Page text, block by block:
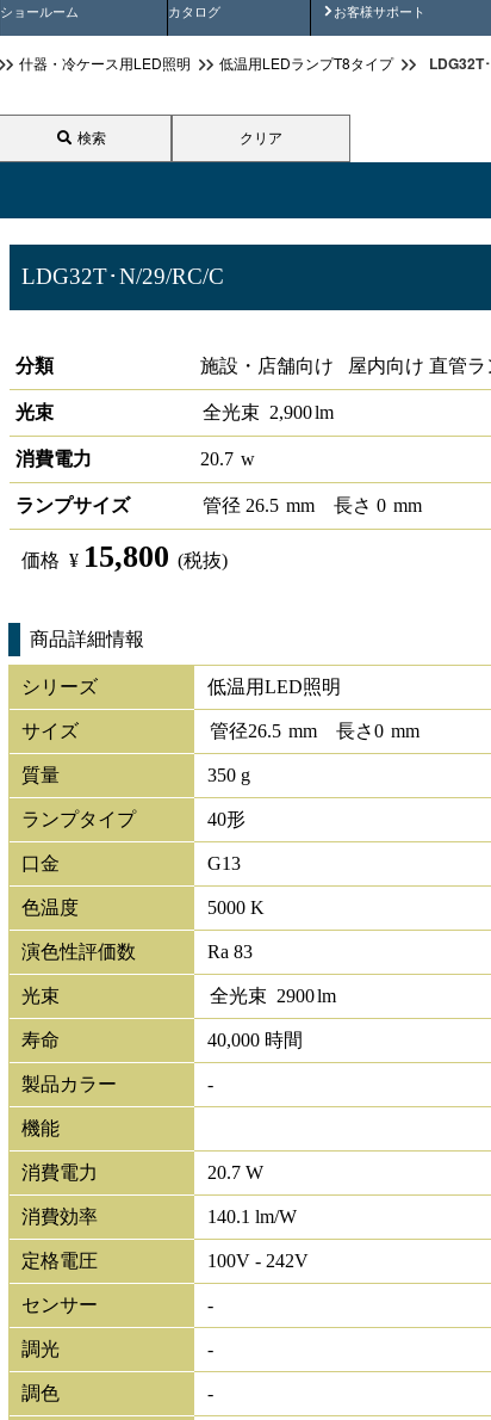
ショールーム カタログ お客様サポート
安全にご使用いた
什器・冷ケース用LED照明 低温用LEDランプT8タイプ LDG32T
検索 クリア
LDG32T･N/29/RC/C
分類
施設・店舗向け 屋内向け 直管ラ
光束 全光束 2,900lm
消費電力 20.7 w
ランプサイズ 管径 26.5 mm 長さ0 mm
価格 ¥ 15,800 (税抜)
商品詳細情報
シリーズ 低温用LED照明
サイズ 管径26.5 mm 長さ0 mm
質量 350 g
ランプタイプ 40形
口金 G13
色温度 5000 K
演色性評価数 Ra 83
光束 全光束 2900lm
寿命 40,000 時間
製品カラー -
機能
消費電力 20.7 W
消費効率 140.1 lm/W
定格電圧 100V - 242V
センサー -
調光 -
調色 -